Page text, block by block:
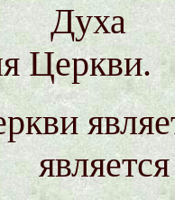
Духа
Церкви.